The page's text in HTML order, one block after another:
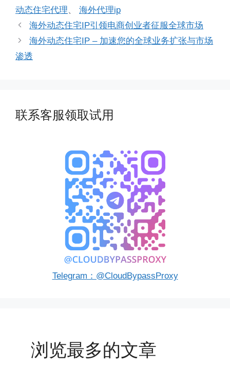
签
动态住宅代理、 海外代理ip
海外动态住宅IP引领电商创业者征服全球市场
海外动态住宅IP – 加速您的全球业务扩张与市场
渗透
联系客服领取试用
Telegram：@CloudBypassProxy
浏览最多的文章